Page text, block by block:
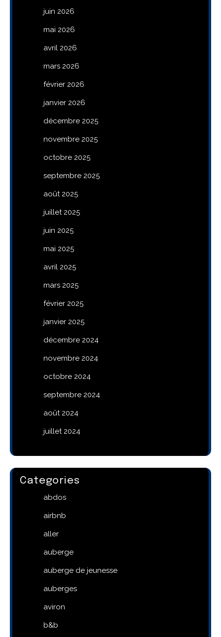
juin 2026
mai 2026
avril 2026
mars 2026
février 2026
janvier 2026
décembre 2025
novembre 2025
octobre 2025
septembre 2025
août 2025
juillet 2025
juin 2025
mai 2025
avril 2025
mars 2025
février 2025
janvier 2025
décembre 2024
novembre 2024
octobre 2024
septembre 2024
août 2024
juillet 2024
Categories
abdos
airbnb
aller
auberge
auberge de jeunesse
auberges
aviron
b&b